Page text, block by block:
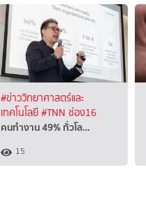
#ข่าววิทยาศาสตร์และ
เทคโนโลยี#TNN ช่อง16
คนทำงาน 49% ทั่วโล…
15